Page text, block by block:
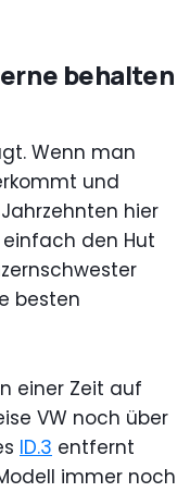
behalten
Wenn man
und
hier
den Hut
besten
einer Zeit auf
VW noch über
ID.3 entfernt
immer noch